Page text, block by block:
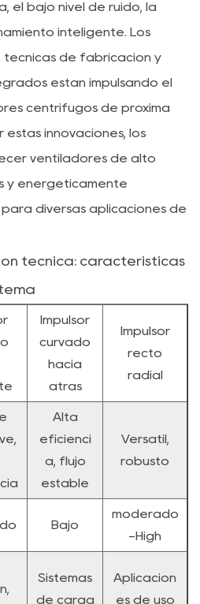
el bajo nivel de ruido, la
inteligente. Los
técnicas de fabricación y
están impulsando el
centrífugos de próxima
innovaciones, los
ventiladores de alto
y energéticamente
diversas aplicaciones de
técnica: características
Impulsor
curvado
hacia
atrás
Impulsor
recto
radial
Alta
eficienci
a, flujo
estable
Versátil,
robusto
Bajo
moderado
-High
Sistemas
de carga
Aplicacion
es de uso